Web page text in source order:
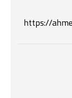
https://